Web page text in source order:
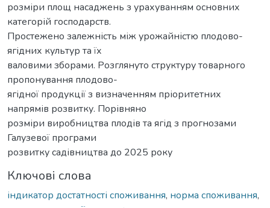
розміри площ насаджень з урахуванням основних
категорій господарств.
Простежено залежність між урожайністю плодово-
ягідних культур та їх
валовими зборами. Розглянуто структуру товарного
пропонування плодово-
ягідної продукції з визначенням пріоритетних
напрямів розвитку. Порівняно
розміри виробництва плодів та ягід з прогнозами
Галузевої програми
розвитку садівництва до 2025 року
Ключові слова
індикатор достатності споживання, норма споживання,